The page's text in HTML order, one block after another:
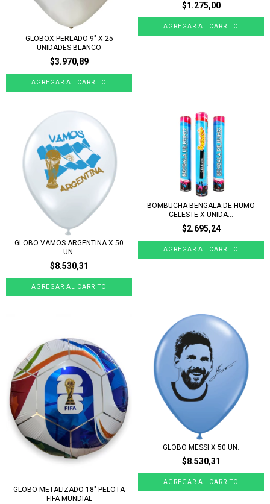
GLOBOX PERLADO 9" X 25
UNIDADES BLANCO
$3.970,89
$1.275,00
GLOBO VAMOS ARGENTINA X 50
UN.
$8.530,31
BOMBUCHA BENGALA DE HUMO
CELESTE X UNIDA...
$2.695,24
GLOBO METALIZADO 18" PELOTA
FIFA MUNDIAL
GLOBO MESSI X 50 UN.
$8.530,31